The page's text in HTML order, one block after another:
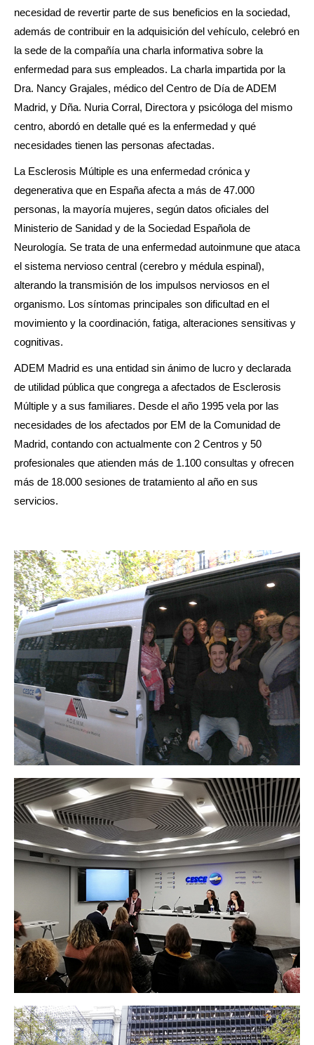
necesidad de revertir parte de sus beneficios en la sociedad,
además de contribuir en la adquisición del vehículo, celebró en
la sede de la compañía una charla informativa sobre la
enfermedad para sus empleados. La charla impartida por la
Dra. Nancy Grajales, médico del Centro de Día de ADEM
Madrid, y Dña. Nuria Corral, Directora y psicóloga del mismo
centro, abordó en detalle qué es la enfermedad y qué
necesidades tienen las personas afectadas.
La Esclerosis Múltiple es una enfermedad crónica y
degenerativa que en España afecta a más de 47.000
personas, la mayoría mujeres, según datos oficiales del
Ministerio de Sanidad y de la Sociedad Española de
Neurología. Se trata de una enfermedad autoinmune que ataca
el sistema nervioso central (cerebro y médula espinal),
alterando la transmisión de los impulsos nerviosos en el
organismo. Los síntomas principales son dificultad en el
movimiento y la coordinación, fatiga, alteraciones sensitivas y
cognitivas.
ADEM Madrid es una entidad sin ánimo de lucro y declarada
de utilidad pública que congrega a afectados de Esclerosis
Múltiple y a sus familiares. Desde el año 1995 vela por las
necesidades de los afectados por EM de la Comunidad de
Madrid, contando con actualmente con 2 Centros y 50
profesionales que atienden más de 1.100 consultas y ofrecen
más de 18.000 sesiones de tratamiento al año en sus
servicios.